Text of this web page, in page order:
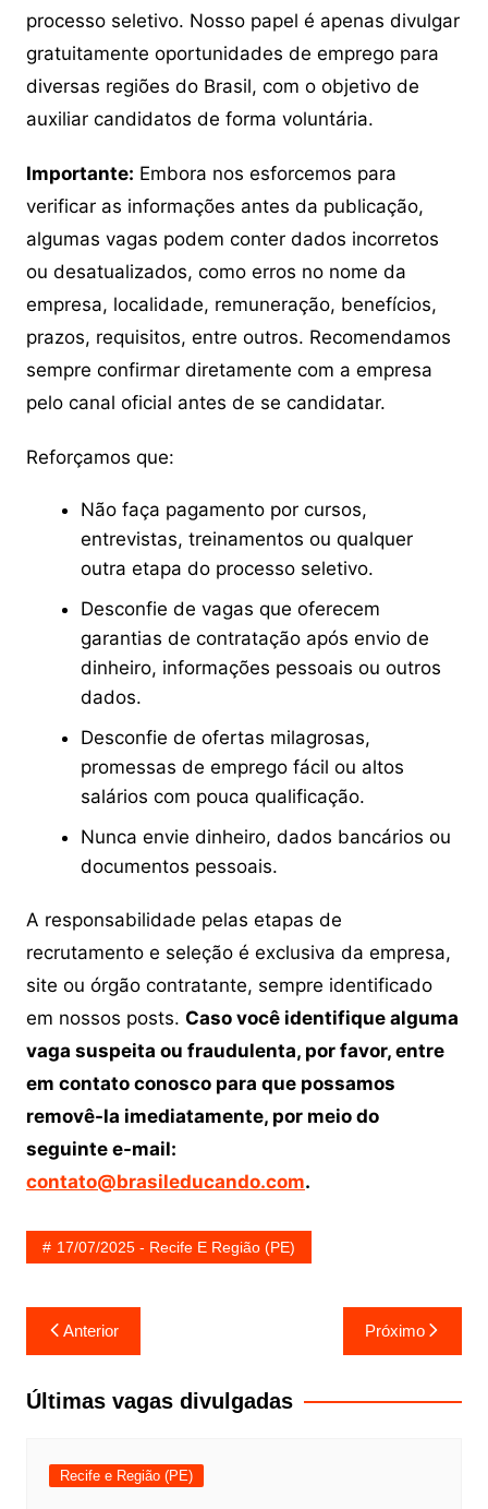
processo seletivo. Nosso papel é apenas divulgar
gratuitamente oportunidades de emprego para
diversas regiões do Brasil, com o objetivo de
auxiliar candidatos de forma voluntária.
Importante: Embora nos esforcemos para
verificar as informações antes da publicação,
algumas vagas podem conter dados incorretos
ou desatualizados, como erros no nome da
empresa, localidade, remuneração, benefícios,
prazos, requisitos, entre outros. Recomendamos
sempre confirmar diretamente com a empresa
pelo canal oficial antes de se candidatar.
Reforçamos que:
Não faça pagamento por cursos,
entrevistas, treinamentos ou qualquer
outra etapa do processo seletivo.
Desconfie de vagas que oferecem
garantias de contratação após envio de
dinheiro, informações pessoais ou outros
dados.
Desconfie de ofertas milagrosas,
promessas de emprego fácil ou altos
salários com pouca qualificação.
Nunca envie dinheiro, dados bancários ou
documentos pessoais.
A responsabilidade pelas etapas de
recrutamento e seleção é exclusiva da empresa,
site ou órgão contratante, sempre identificado
em nossos posts. Caso você identifique alguma
vaga suspeita ou fraudulenta, por favor, entre
em contato conosco para que possamos
removê-la imediatamente, por meio do
seguinte e-mail:
contato@brasileducando.com.
17/07/2025 - Recife E Região (PE)
Navegação
de
Post
Anterior Próximo
Últimas vagas divulgadas
Recife e Região (PE)